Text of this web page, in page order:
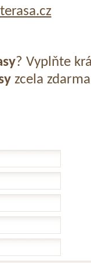
? Vyplňte
zcela